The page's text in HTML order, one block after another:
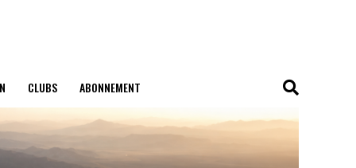
CLUBS ABONNEMENT